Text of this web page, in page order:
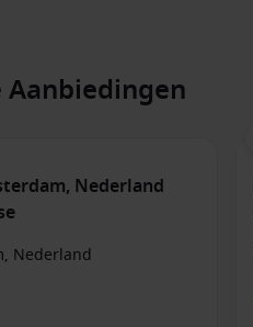
Aanbiedingen
Nederland
Nederland